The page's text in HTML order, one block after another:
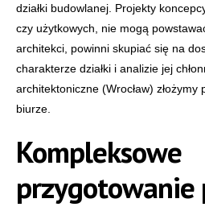
działki budowlanej. Projekty
czy użytkowych, nie mogą
architekci, powinni skupiać się na
charakterze działki i analizie jej
architektoniczne (Wrocław)
biurze.
Kompleksowe